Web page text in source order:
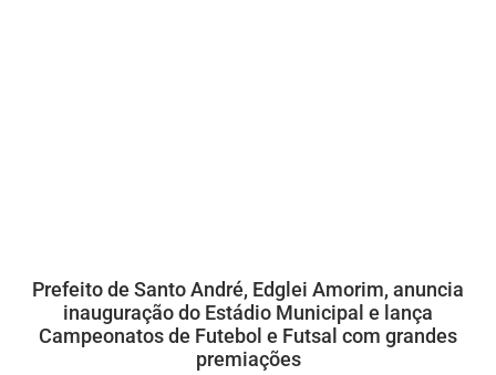
Prefeito de Santo André, Edglei Amorim, anuncia
inauguração do Estádio Municipal e lança
Campeonatos de Futebol e Futsal com grandes
premiações